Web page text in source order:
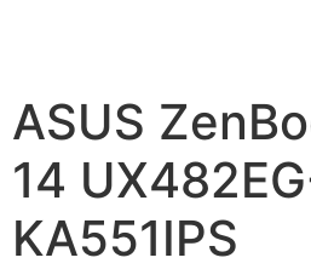
ASUS
14
KA551IPS